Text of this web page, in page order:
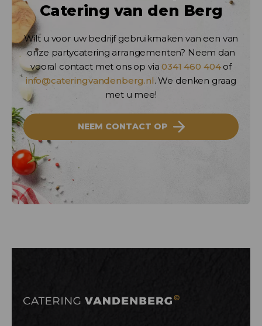
Catering van den Berg
Wilt u voor uw bedrijf gebruikmaken van een van
onze partycatering arrangementen? Neem dan
vooral contact met ons op via0341 460 404of
info@cateringvandenberg.nl. We denken graag
met u mee!
NEEM CONTACT OP